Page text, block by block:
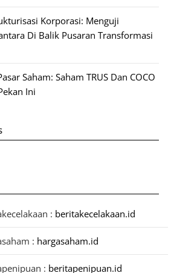
Korporasi: Menguji
Di Balik Pusaran Transformasi
Saham: Saham TRUS Dan COCO
Ini
: beritakecelakaan.id
: hargasaham.id
: beritapenipuan.id